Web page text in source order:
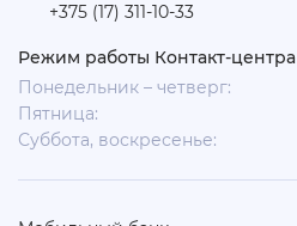
+375 (17) 311-10-33
Режим работы Контакт-центра
Понедельник – четверг:
Пятница:
Суббота, воскресенье: